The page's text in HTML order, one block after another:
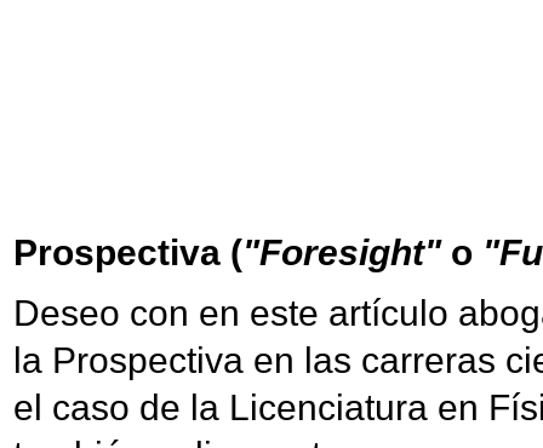
Prospectiva ("Foresight"o
Deseo con en este artículo
la Prospectiva en las carreras
el caso de la Licenciatura en